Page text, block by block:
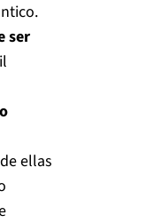
ser
ellas